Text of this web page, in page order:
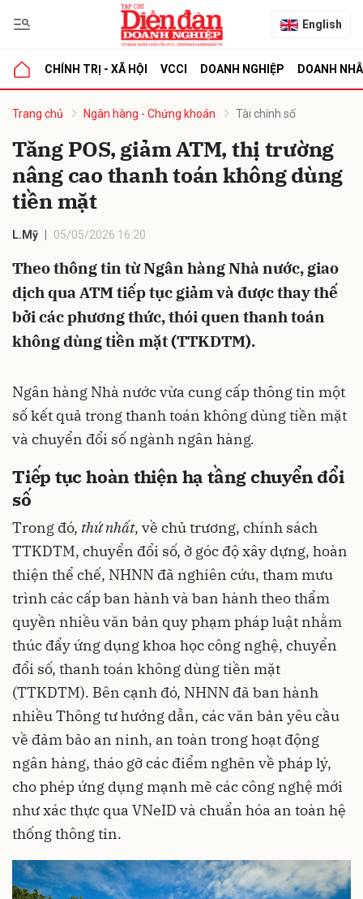
English
CHÍNH TRỊ - XÃ HỘI VCCI DOANH NGHIỆP DOANH
Trang chủ Ngân hàng - Chứng khoán Tài chính số
Tăng POS, giảm ATM, thị trường
nâng cao thanh toán không dùng
tiền mặt
L.Mỹ 05/05/2026 16:20
Theo thông tin từ Ngân hàng Nhà nước, giao
dịch qua ATM tiếp tục giảm và được thay thế
bởi các phương thức, thói quen thanh toán
không dùng tiền mặt (TTKDTM).
Ngân hàng Nhà nước vừa cung cấp thông tin một
số kết quả trong thanh toán không dùng tiền mặt
và chuyển đổi số ngành ngân hàng.
Tiếp tục hoàn thiện hạ tầng chuyển đổi
số
Trong đó, thứ nhất, về chủ trương, chính sách
TTKDTM, chuyển đổi số, ở góc độ xây dựng, hoàn
thiện thể chế, NHNN đã nghiên cứu, tham mưu
trình các cấp ban hành và ban hành theo thẩm
quyền nhiều văn bản quy phạm pháp luật nhằm
thúc đẩy ứng dụng khoa học công nghệ, chuyển
đổi số, thanh toán không dùng tiền mặt
(TTKDTM). Bên cạnh đó, NHNN đã ban hành
nhiều Thông tư hướng dẫn, các văn bản yêu cầu
về đảm bảo an ninh, an toàn trong hoạt động
ngân hàng, tháo gỡ các điểm nghẽn về pháp lý,
cho phép ứng dụng mạnh mẽ các công nghệ mới
như xác thực qua VNeID và chuẩn hóa an toàn hệ
thống thông tin.
luận
Hủy